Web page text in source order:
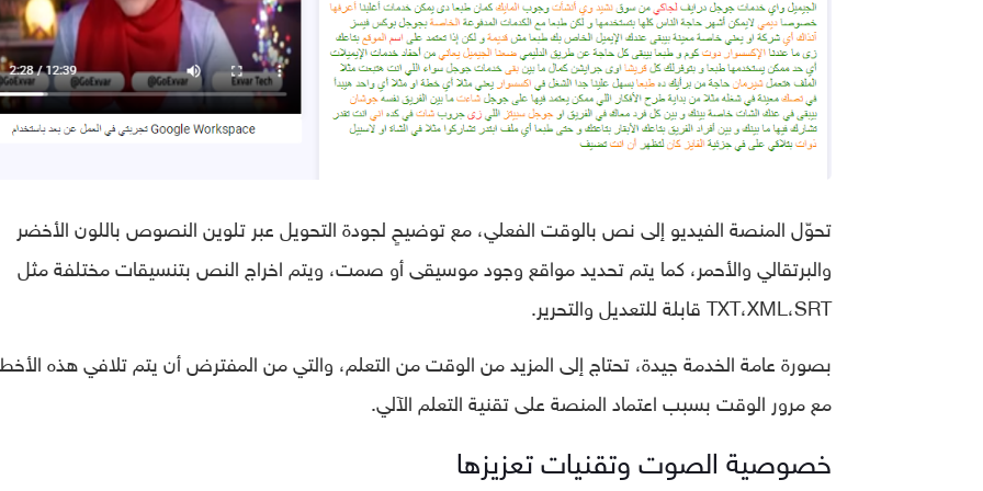
تحوّل المنصة الفيديو إلى نص بالوقت الفعلي، مع توضيحٍ لجودة التحويل عبر تلوين النصوص باللون الأخضر
والبرتقالي والأحمر، كما يتم تحديد مواقع وجود موسيقى أو صمت، ويتم اخراج النص بتنسيقات مختلفة مثل
TXT،XML،SRT قابلة للتعديل والتحرير.
بصورة عامة الخدمة جيدة، تحتاج إلى المزيد من الوقت من التعلم، والتي من المفترض أن يتم تلافي هذه
مع مرور الوقت بسبب اعتماد المنصة على تقنية التعلم الآلي.
خصوصية الصوت وتقنيات تعزيزها